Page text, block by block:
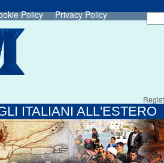
Policy Privacy Policy
ITALIANI ALL'ESTERO